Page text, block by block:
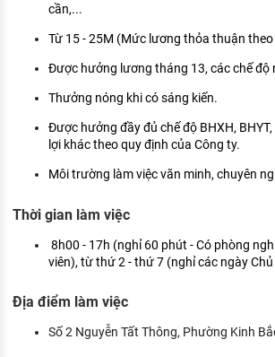
cần,...
Từ 15 - 25M (Mức lương thỏa thuận
Được hưởng lương tháng 13, các chế độ
Thưởng nóng khi có sáng kiến.
Được hưởng đầy đủ chế độ BHXH,
lợi khác theo quy định của Công ty.
Môi trường làm việc văn minh, chuyên
Thời gian làm việc
8h00 - 17h (nghỉ 60 phút - Có phòng
viên), từ thứ 2 - thứ 7 (nghỉ các ngày
Địa điểm làm việc
Số 2 Nguyễn Tất Thông, Phường Kinh